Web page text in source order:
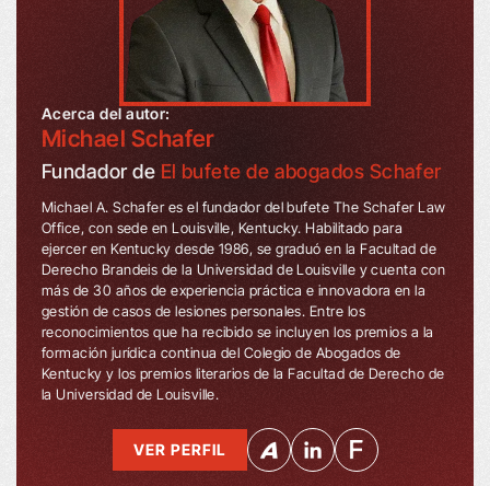
Acerca del autor:
Michael Schafer
Fundador de El bufete de abogados Schafer
Michael A. Schafer es el fundador del bufete The Schafer Law
Office, con sede en Louisville, Kentucky. Habilitado para
ejercer en Kentucky desde 1986, se graduó en la Facultad de
Derecho Brandeis de la Universidad de Louisville y cuenta con
más de 30 años de experiencia práctica e innovadora en la
gestión de casos de lesiones personales. Entre los
reconocimientos que ha recibido se incluyen los premios a la
formación jurídica continua del Colegio de Abogados de
Kentucky y los premios literarios de la Facultad de Derecho de
la Universidad de Louisville.
VER PERFIL